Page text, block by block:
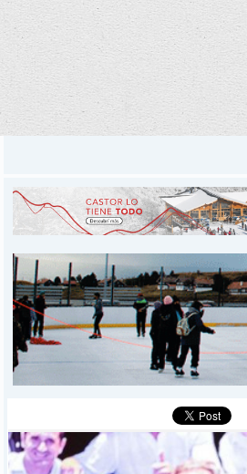
INICIO
PROVINCIALES
DEPORTES
POLICIALES
I-DIARIO
MÁS
BÚSQUEDA